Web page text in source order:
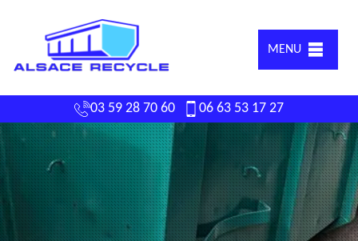
MENU
03 59 28 70 60 06 63 53 17 27